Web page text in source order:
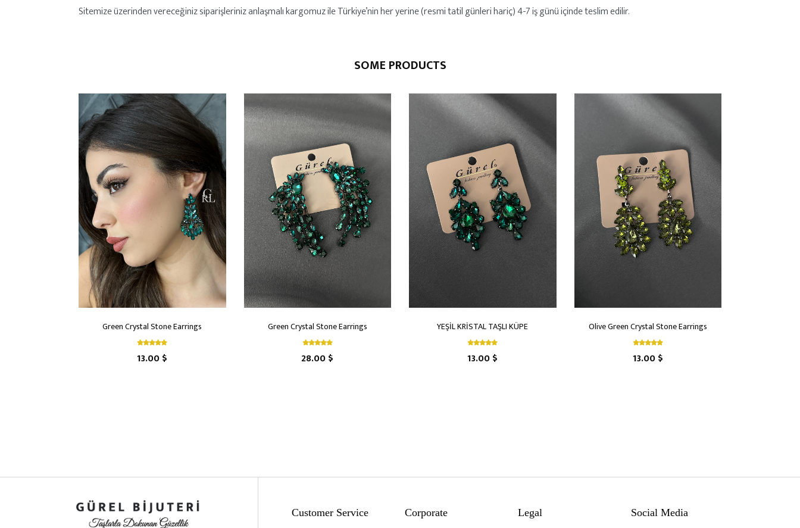
Sitemize üzerinden vereceğiniz siparişleriniz anlaşmalı kargomuz ile Türkiye’nin her yerine (resmi tatil günleri hariç) 4-7 iş günü içinde teslim edilir.
SOME PRODUCTS
Green Crystal Stone Earrings
13.00 $
Green Crystal Stone Earrings
28.00 $
YEŞİL KRİSTAL TAŞLI KÜPE
13.00 $
Olive Green Crystal Stone Earrings
13.00 $
Customer Service Corporate Legal Social Media